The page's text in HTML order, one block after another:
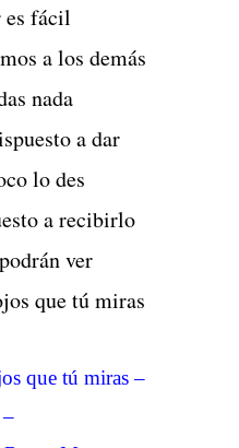
es fácil
a los demás
nada
a dar
lo des
a recibirlo
ver
que tú miras
que tú miras –